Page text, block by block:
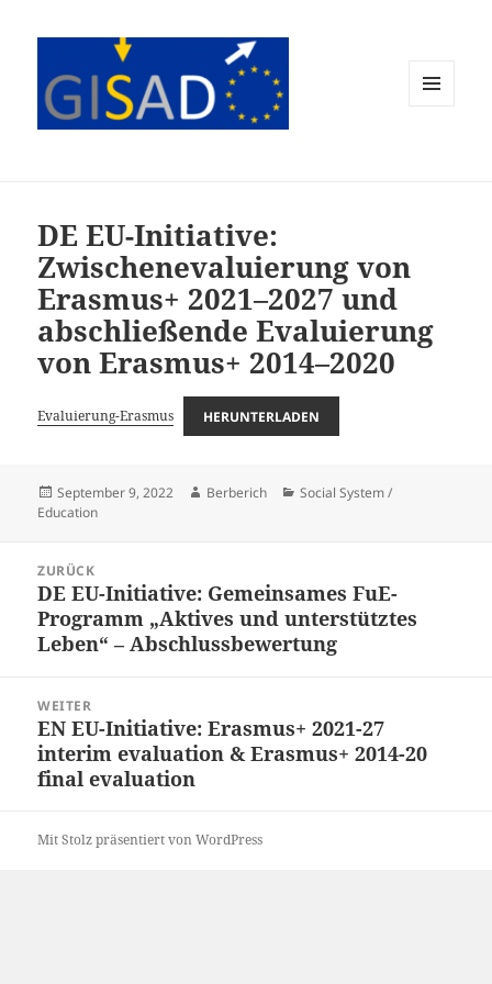
DE EU-Initiative:
Zwischenevaluierung von
Erasmus+ 2021–2027 und
abschließende Evaluierung
von Erasmus+ 2014–2020
Evaluierung-Erasmus HERUNTERLADEN
Veröffentlicht
am
September 9, 2022 Autor
Berberich Kategorien
Social System /
Education
Navigation
ZURÜCK
Vorheriger
Beitrag:
DE EU-Initiative: Gemeinsames FuE-
Programm „Aktives und unterstütztes
Leben“ – Abschlussbewertung
WEITER
Nächster
Beitrag:
EN EU-Initiative: Erasmus+ 2021-27
interim evaluation & Erasmus+ 2014-20
final evaluation
Mit Stolz präsentiert von WordPress